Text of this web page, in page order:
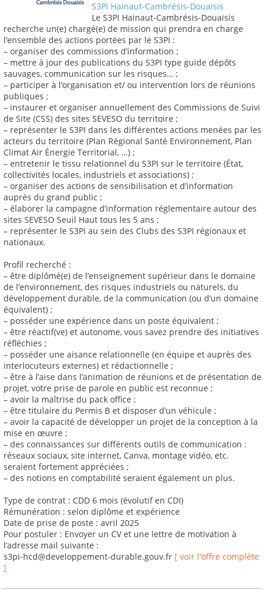
S3PI Hainaut-Cambrésis-Douaisis
Le S3PI Hainaut-Cambrésis-Douaisis
recherche un(e) chargé(e) de mission qui prendra en charge
l’ensemble des actions portées par le S3PI :
– organiser des commissions d’information ;
– mettre à jour des publications du S3PI type guide dépôts
sauvages, communication sur les risques… ;
– participer à l’organisation et/ ou intervention lors de réunions
publiques ;
– instaurer et organiser annuellement des Commissions de Suivi
de Site (CSS) des sites SEVESO du territoire ;
– représenter le S3PI dans les différentes actions menées par les
acteurs du territoire (Plan Régional Santé Environnement, Plan
Climat Air Énergie Territorial, …) ;
– entretenir le tissu relationnel du S3PI sur le territoire (État,
collectivités locales, industriels et associations) ;
– organiser des actions de sensibilisation et d’information
auprès du grand public ;
– élaborer la campagne d’information réglementaire autour des
sites SEVESO Seuil Haut tous les 5 ans ;
– représenter le S3PI au sein des Clubs des S3PI régionaux et
nationaux.
Profil recherché :
– être diplômé(e) de l’enseignement supérieur dans le domaine
de l’environnement, des risques industriels ou naturels, du
développement durable, de la communication (ou d’un domaine
équivalent) ;
– posséder une expérience dans un poste équivalent ;
– être réactif(ve) et autonome, vous savez prendre des initiatives
réfléchies ;
– posséder une aisance relationnelle (en équipe et auprès des
interlocuteurs externes) et rédactionnelle ;
– être à l’aise dans l’animation de réunions et de présentation de
projet, votre prise de parole en public est reconnue ;
– avoir la maîtrise du pack office ;
– être titulaire du Permis B et disposer d’un véhicule ;
– avoir la capacité de développer un projet de la conception à la
mise en œuvre ;
– des connaissances sur différents outils de communication :
réseaux sociaux, site internet, Canva, montage vidéo, etc.
seraient fortement appréciées ;
– des notions en comptabilité seraient également un plus.
Type de contrat : CDD 6 mois (évolutif en CDI)
Rémunération : selon diplôme et expérience
Date de prise de poste : avril 2025
Pour postuler : Envoyer un CV et une lettre de motivation à
l’adresse mail suivante :
s3pi-hcd@developpement-durable.gouv.fr [ voir l'offre complète
]